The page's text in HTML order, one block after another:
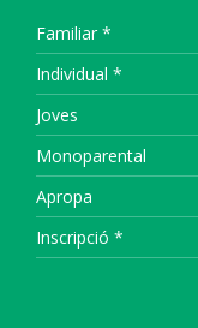
Familiar *
Individual *
Joves
Monoparental
Apropa
Inscripció *